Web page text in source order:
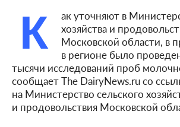
К
ак уточняют в
хозяйства и
Московской области, в
в регионе было
тысячи исследований проб
сообщает The DairyNews.ru со
на Министерство сельского
и продовольствия Московской